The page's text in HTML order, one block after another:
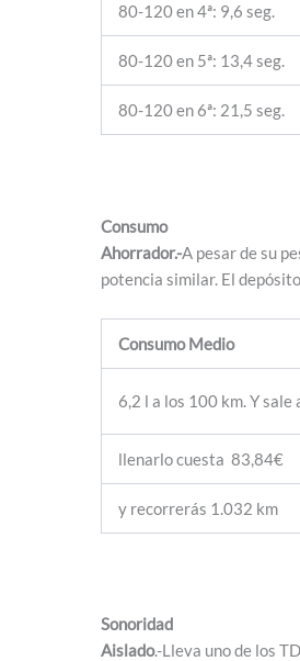
80-120 en 4ª: 9,6 seg.
80-120 en 5ª: 13,4 seg.
80-120 en 6ª: 21,5 seg.
Consumo
Ahorrador.-A pesar de su
potencia similar. El
Consumo Medio
6,2 l a los 100 km. Y sale
llenarlo cuesta 83,84€
y recorrerás 1.032 km
Sonoridad
Aislado.-Lleva uno de los